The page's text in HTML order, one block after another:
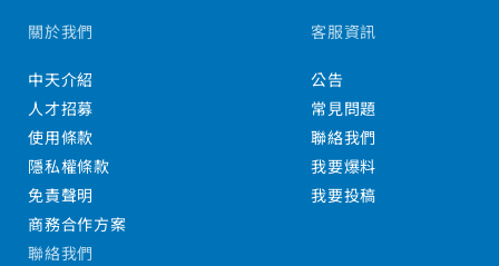
關於我們
中天介紹
人才招募
使用條款
隱私權條款
免責聲明
商務合作方案
客服資訊
公告
常見問題
聯絡我們
我要爆料
我要投稿
聯絡我們